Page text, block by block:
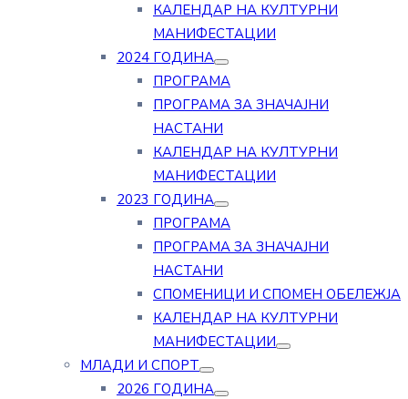
КАЛЕНДАР НА КУЛТУРНИ
МАНИФЕСТАЦИИ
2024 ГОДИНА
ПРОГРАМА
ПРОГРАМА ЗА ЗНАЧАЈНИ
НАСТАНИ
КАЛЕНДАР НА КУЛТУРНИ
МАНИФЕСТАЦИИ
2023 ГОДИНА
ПРОГРАМА
ПРОГРАМА ЗА ЗНАЧАЈНИ
НАСТАНИ
СПОМЕНИЦИ И СПОМЕН ОБЕЛЕЖЈА
КАЛЕНДАР НА КУЛТУРНИ
МАНИФЕСТАЦИИ
МЛАДИ И СПОРТ
2026 ГОДИНА